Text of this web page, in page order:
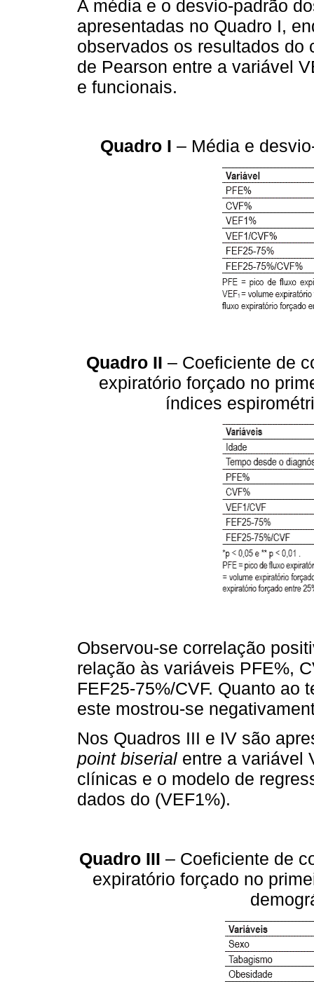
A média e o desvio-padrão
apresentadas no Quadro I,
observados os resultados do
de Pearson entre a variável
e funcionais.
Quadro I – Média e
Quadro II – Coeficiente de
expiratório forçado no
índices
Observou-se correlação
relação às variáveis PFE%,
FEF25-75%/CVF. Quanto ao
este mostrou-se
Nos Quadros III e IV são
point biserial entre a variável
clínicas e o modelo de
dados do (VEF1%).
Quadro III – Coeficiente de
expiratório forçado no